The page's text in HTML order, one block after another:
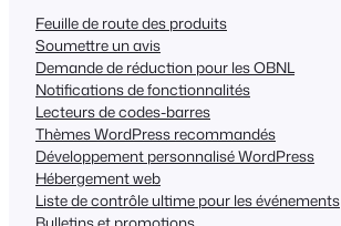
Feuille de route des produits
Soumettre un avis
Demande de réduction pour les OBNL
Notifications de fonctionnalités
Lecteurs de codes-barres
Thèmes WordPress recommandés
Développement personnalisé WordPress
Hébergement web
Liste de contrôle ultime pour les événements
Bulletins et promotions